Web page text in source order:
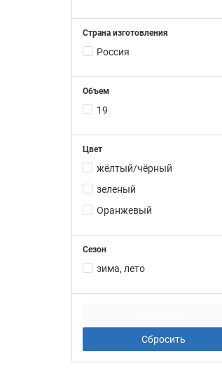
Страна изготовления
Россия
Объем
19
Цвет
жёлтый/чёрный
зеленый
Оранжевый
Сезон
зима, лето